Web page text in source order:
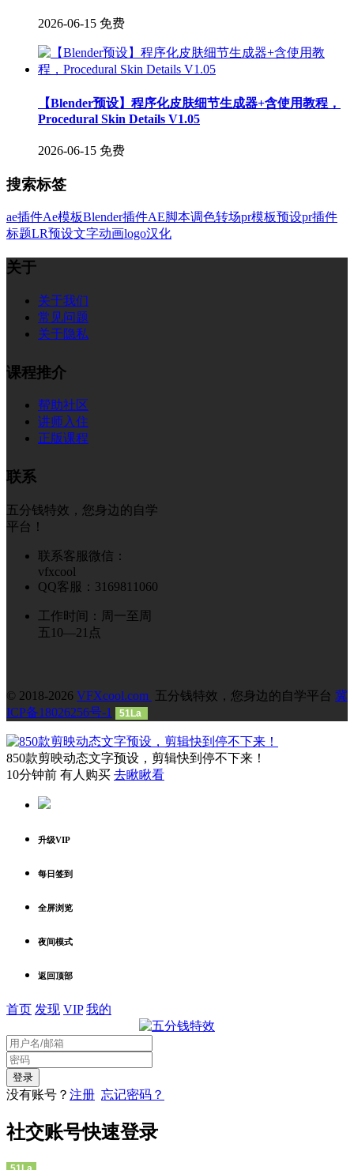
2026-06-15 免费
【Blender预设】程序化皮肤细节生成器+含使用教程，
Procedural Skin Details V1.05
2026-06-15 免费
搜索标签
ae插件Ae模板Blender插件AE脚本调色转场pr模板预设pr插件
标题LR预设文字动画logo汉化
关于
关于我们
常见问题
关于隐私
课程推介
帮助社区
讲师入住
正版课程
联系
五分钱特效，您身边的自学
平台！
联系客服微信：
vfxcool
QQ客服：3169811060
工作时间：周一至周
五10—21点
© 2018-2026 VFXcool.com 五分钱特效，您身边的自学平台 冀
ICP备18026256号-1
51La
850款剪映动态文字预设，剪辑快到停不下来！
10分钟前 有人购买 去瞅瞅看
升级VIP
每日签到
全屏浏览
夜间模式
返回顶部
首页 发现 VIP 我的
没有账号？ 注册 忘记密码？
社交账号快速登录